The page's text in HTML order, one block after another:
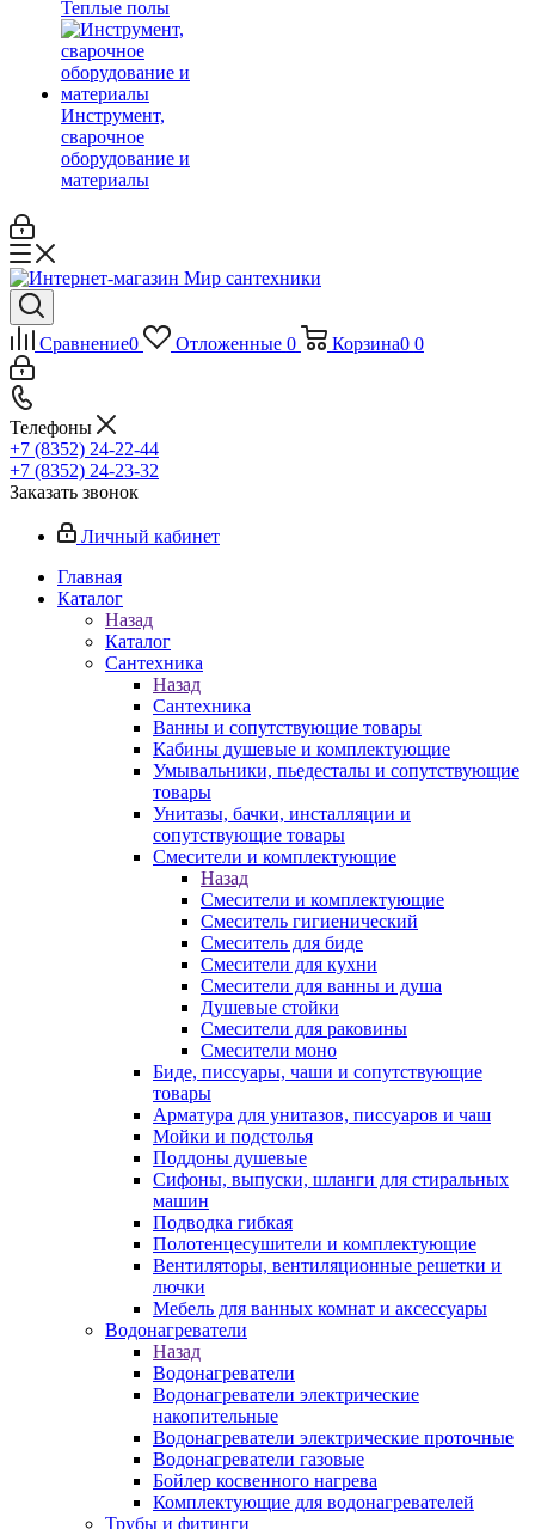
Теплые полы
Инструмент,
сварочное
оборудование и
материалы
Сравнение0 Отложенные 0 Корзина0 0
Телефоны
+7 (8352) 24-22-44
+7 (8352) 24-23-32
Заказать звонок
Личный кабинет
Главная
Каталог
Назад
Каталог
Сантехника
Назад
Сантехника
Ванны и сопутствующие товары
Кабины душевые и комплектующие
Умывальники, пьедесталы и сопутствующие
товары
Унитазы, бачки, инсталляции и
сопутствующие товары
Смесители и комплектующие
Назад
Смесители и комплектующие
Смеситель гигиенический
Смеситель для биде
Смесители для кухни
Смесители для ванны и душа
Душевые стойки
Смесители для раковины
Смесители моно
Биде, писсуары, чаши и сопутствующие
товары
Арматура для унитазов, писсуаров и чаш
Мойки и подстолья
Поддоны душевые
Сифоны, выпуски, шланги для стиральных
машин
Подводка гибкая
Полотенцесушители и комплектующие
Вентиляторы, вентиляционные решетки и
лючки
Мебель для ванных комнат и аксессуары
Водонагреватели
Назад
Водонагреватели
Водонагреватели электрические
накопительные
Водонагреватели электрические проточные
Водонагреватели газовые
Бойлер косвенного нагрева
Комплектующие для водонагревателей
Трубы и фитинги